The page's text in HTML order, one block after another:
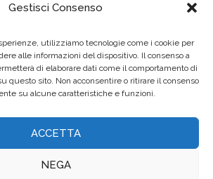
Gestisci Consenso
utilizziamo tecnologie come i cookie per
alle informazioni del dispositivo. Il consenso a
di elaborare dati come il comportamento di
questo sito. Non acconsentire o ritirare il consenso
su alcune caratteristiche e funzioni.
ACCETTA
NEGA